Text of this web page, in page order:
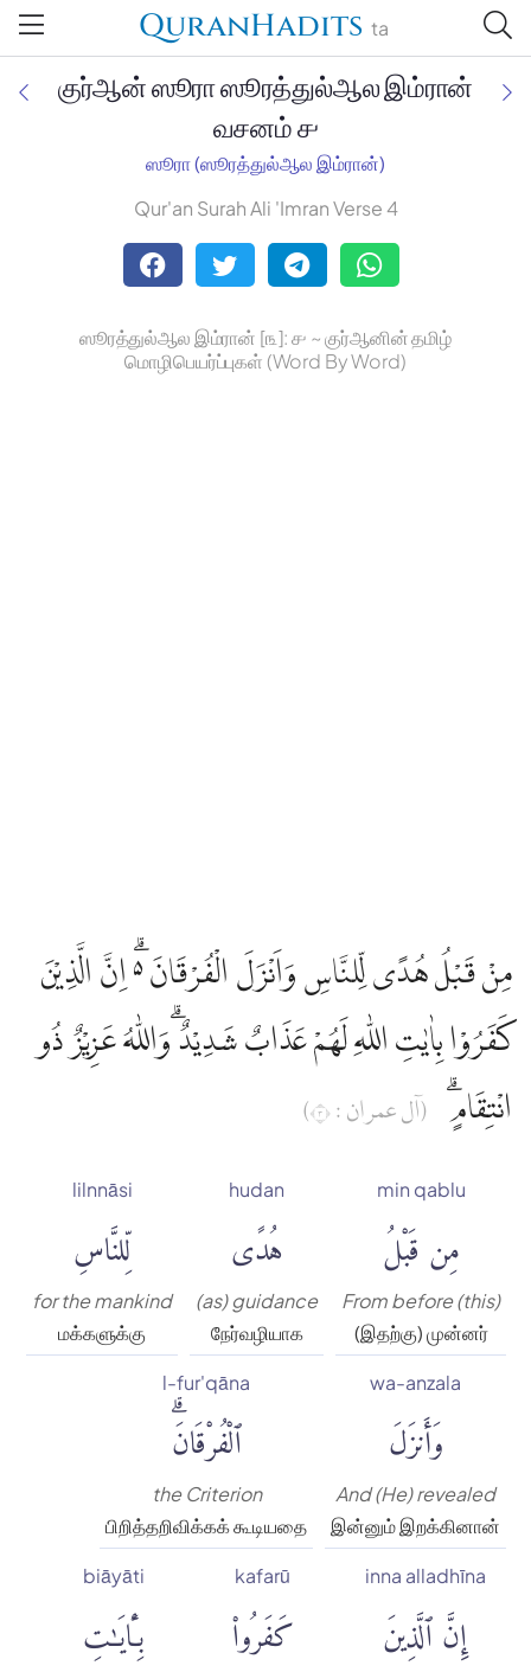
QuranHadits ta
Jan Trust Foundation
Mufti Omar Sheriff Qasimi,
குர்ஆன் ஸூரா ஸூரத்துல்ஆல இம்ரான்
வசனம் ௪
ஸூரா (ஸூரத்துல்ஆல இம்ரான்)
Qur'an Surah Ali 'Imran Verse 4
ஸூரத்துல்ஆல இம்ரான் [௩]: ௪ ~ குர்ஆனின் தமிழ்
மொழிபெயர்ப்புகள் (Word By Word)
مِنْ قَبْلُ هُدًى لِّلنَّاسِ وَاَنْزَلَ الْفُرْقَانَ ەۗ اِنَّ الَّذِيْنَ
كَفَرُوْا بِاٰيٰتِ اللّٰهِ لَهُمْ عَذَابٌ شَدِيْدٌ ۗوَاللّٰهُ عَزِيْزٌ ذُو
انْتِقَامٍۗ
(آل عمران : ٣)
min qablu
مِن قَبْلُ
From before (this)
(இதற்கு) முன்னர்
hudan
هُدًى
(as) guidance
நேர்வழியாக
lilnnāsi
لِّلنَّاسِ
for the mankind
மக்களுக்கு
wa-anzala
وَأَنزَلَ
And (He) revealed
இன்னும் இறக்கினான்
l-fur'qāna
ٱلْفُرْقَانَۗ
the Criterion
பிறித்தறிவிக்கக் கூடியதை
inna alladhīna
إِنَّ ٱلَّذِينَ
kafarū
كَفَرُوا۟
biāyāti
بِـَٔايَٰتِ